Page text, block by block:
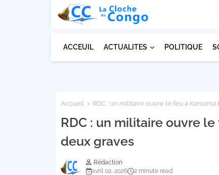
ACCEUIL ACTUALITES POLITIQUE
Accueil RDC : un militaire ouvre le feu à
RDC : un militaire ouvre
deux graves
Rédaction
avril 02, 2026
2 minute read